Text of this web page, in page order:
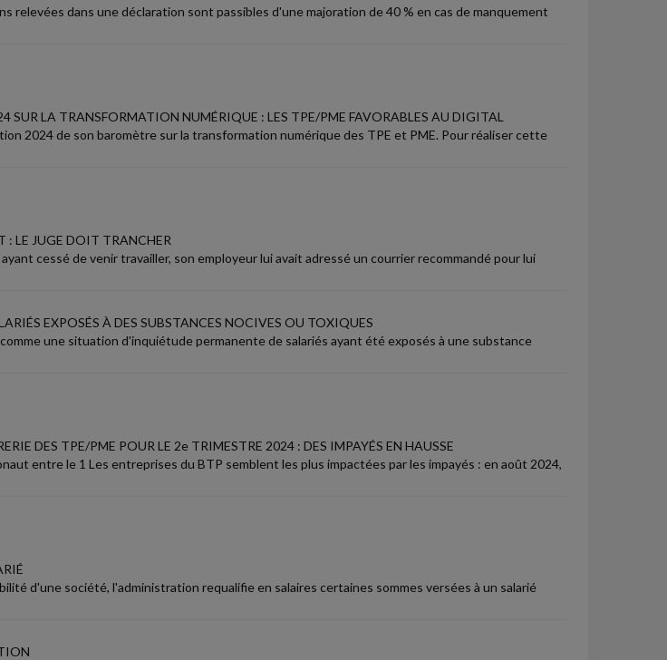
relevées dans une déclaration sont passibles d'une majoration de 40 % en cas de manquement
SUR LA TRANSFORMATION NUMÉRIQUE : LES TPE/PME FAVORABLES AU DIGITAL
2024 de son baromètre sur la transformation numérique des TPE et PME. Pour réaliser cette
: LE JUGE DOIT TRANCHER
cessé de venir travailler, son employeur lui avait adressé un courrier recommandé pour lui
EXPOSÉS À DES SUBSTANCES NOCIVES OU TOXIQUES
une situation d'inquiétude permanente de salariés ayant été exposés à une substance
DES TPE/PME POUR LE 2e TRIMESTRE 2024 : DES IMPAYÉS EN HAUSSE
entre le 1 Les entreprises du BTP semblent les plus impactées par les impayés : en août 2024,
d'une société, l'administration requalifie en salaires certaines sommes versées à un salarié